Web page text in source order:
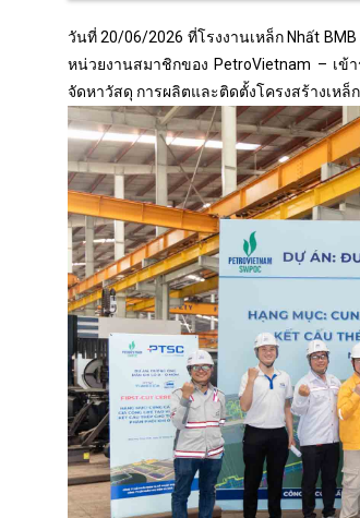
วันที่ 20/06/2026 ที่โรงงานเหล็ก Nhất
หน่วยงานสมาชิกของ PetroVietnam – เข้
จัดหาวัสดุ การผลิตและติดตั้งโครงสร้างเหล็